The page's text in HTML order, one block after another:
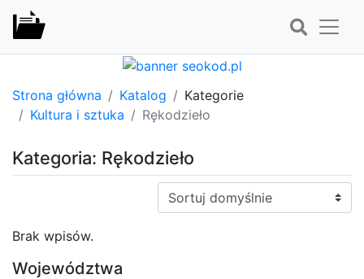
Strona główna Katalog
Kategorie
Kultura i sztuka
Rękodzieło
Kategoria: Rękodzieło
Sortuj:
Brak wpisów.
Województwa